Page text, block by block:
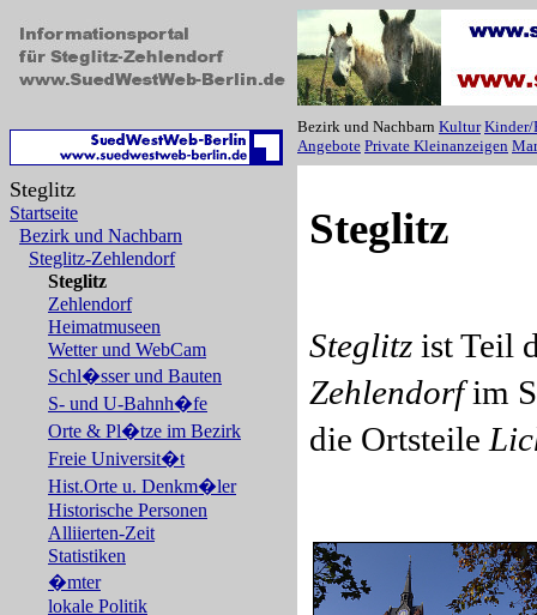
Bezirk und Nachbarn Kultur Kinder/
Angebote Private Kleinanzeigen
Steglitz
Startseite
Bezirk und Nachbarn
Steglitz-Zehlendorf
Steglitz
Zehlendorf
Heimatmuseen
Wetter und WebCam
Schl�sser und Bauten
S- und U-Bahnh�fe
Orte & Pl�tze im Bezirk
Freie Universit�t
Hist.Orte u. Denkm�ler
Historische Personen
Alliierten-Zeit
Statistiken
�mter
lokale Politik
Steglitz
Steglitz ist Teil
Zehlendorfim
die Ortsteile